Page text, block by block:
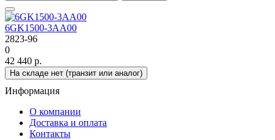
6GK1500-3AA00
2823-96
0
42 440 р.
На складе нет (транзит или аналог)
Информация
О компании
Доставка и оплата
Контакты